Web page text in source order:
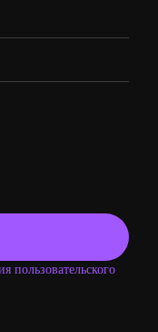
пользовательского